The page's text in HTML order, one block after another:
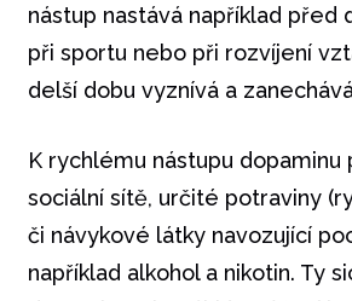
nástup nastává například před
při sportu nebo při rozvíjení
delší dobu vyznívá a
K rychlému nástupu dopaminu
sociální sítě, určité potraviny
či návykové látky navozující
například alkohol a nikotin. Ty